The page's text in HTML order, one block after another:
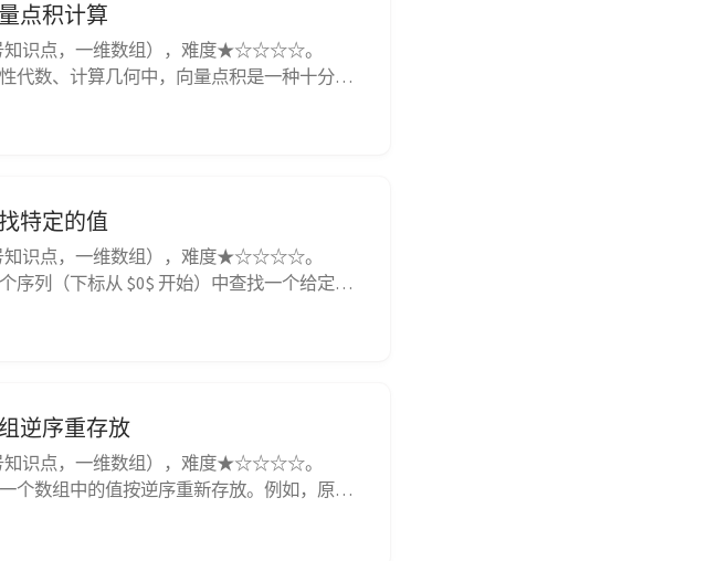
点积计算
知识点，一维数组），难度★☆☆☆☆。
代数、计算几何中，向量点积是一种十分重
特定的值
知识点，一维数组），难度★☆☆☆☆。
序列（下标从 $0$ 开始）中查找一个给定的
逆序重存放
知识点，一维数组），难度★☆☆☆☆。
个数组中的值按逆序重新存放。例如，原来